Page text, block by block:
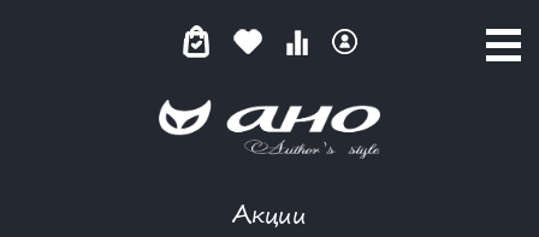
Акции